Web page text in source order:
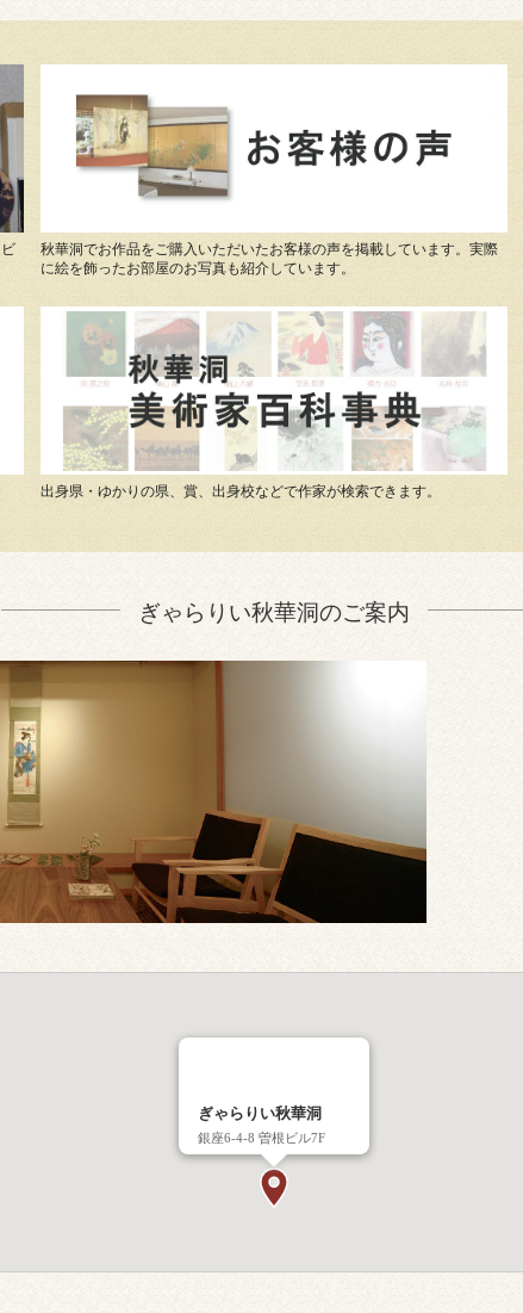
秋華洞でお作品をご購入いただいたお客様の声を掲載しています。実際
に絵を飾ったお部屋のお写真も紹介しています。
出身県・ゆかりの県、賞、出身校などで作家が検索できます。
ぎゃらりい秋華洞のご案内
ぎゃらりい秋華洞
銀座6-4-8 曽根ビル7F